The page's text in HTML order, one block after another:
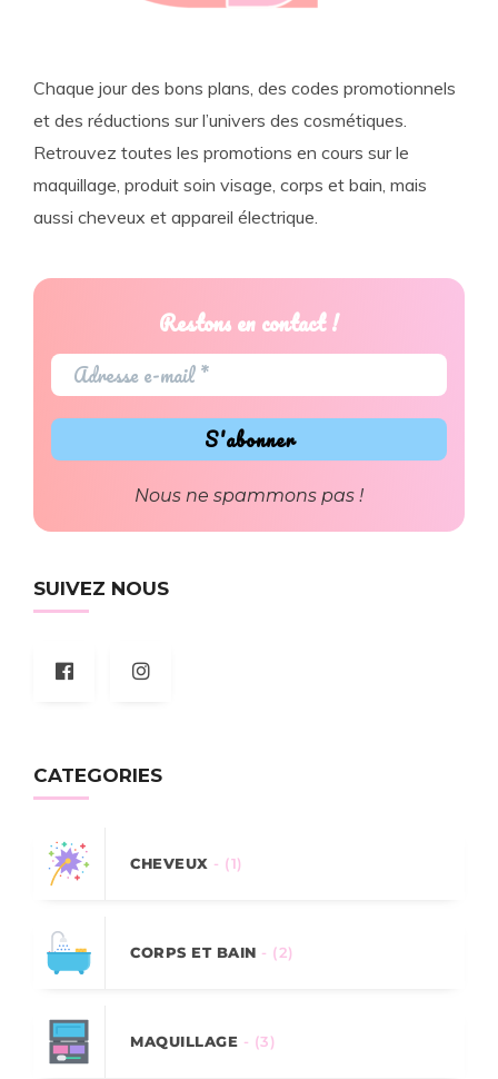
Chaque jour des bons plans, des codes promotionnels
et des réductions sur l’univers des cosmétiques.
Retrouvez toutes les promotions en cours sur le
maquillage, produit soin visage, corps et bain, mais
aussi cheveux et appareil électrique.
Restons en contact !
Nous ne spammons pas !
SUIVEZ NOUS
CATEGORIES
CHEVEUX - (1)
CORPS ET BAIN - (2)
MAQUILLAGE - (3)